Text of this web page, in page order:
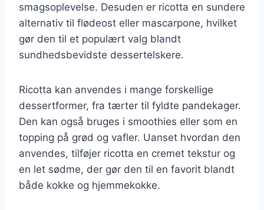
smagsoplevelse. Desuden er ricotta en sundere
alternativ til flødeost eller mascarpone, hvilket
gør den til et populært valg blandt
sundhedsbevidste dessertelskere.
Ricotta kan anvendes i mange forskellige
dessertformer, fra tærter til fyldte pandekager.
Den kan også bruges i smoothies eller som en
topping på grød og vafler. Uanset hvordan den
anvendes, tilføjer ricotta en cremet tekstur og
en let sødme, der gør den til en favorit blandt
både kokke og hjemmekokke.